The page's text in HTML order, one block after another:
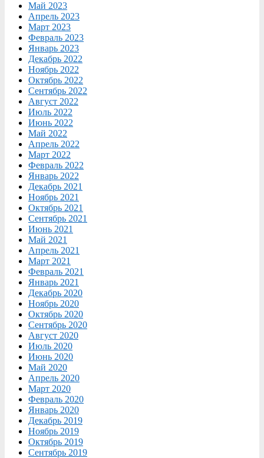
Май 2023
Апрель 2023
Март 2023
Февраль 2023
Январь 2023
Декабрь 2022
Ноябрь 2022
Октябрь 2022
Сентябрь 2022
Август 2022
Июль 2022
Июнь 2022
Май 2022
Апрель 2022
Март 2022
Февраль 2022
Январь 2022
Декабрь 2021
Ноябрь 2021
Октябрь 2021
Сентябрь 2021
Июнь 2021
Май 2021
Апрель 2021
Март 2021
Февраль 2021
Январь 2021
Декабрь 2020
Ноябрь 2020
Октябрь 2020
Сентябрь 2020
Август 2020
Июль 2020
Июнь 2020
Май 2020
Апрель 2020
Март 2020
Февраль 2020
Январь 2020
Декабрь 2019
Ноябрь 2019
Октябрь 2019
Сентябрь 2019